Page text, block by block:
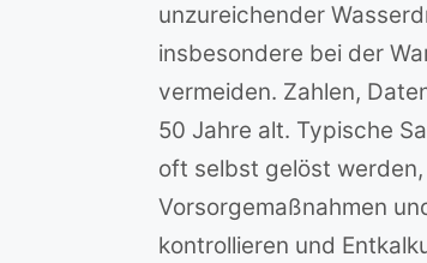
unzureichender
insbesondere bei der
vermeiden. Zahlen,
50 Jahre alt. Typische
oft selbst gelöst
Vorsorgemaßnahmen
kontrollieren und